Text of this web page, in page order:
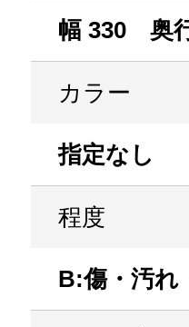
幅 330 奥
カラー
指定なし
程度
B:傷・汚れ